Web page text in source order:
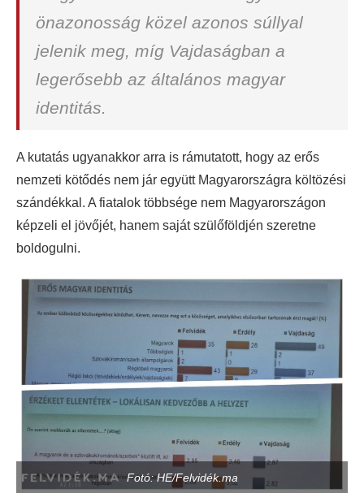
önazonosság közel azonos súllyal
jelenik meg, míg Vajdaságban a
legerősebb az általános magyar
identitás.
A kutatás ugyanakkor arra is rámutatott, hogy az erős
nemzeti kötődés nem jár együtt Magyarországra költözési
szándékkal. A fiatalok többsége nem Magyarországon
képzeli el jövőjét, hanem saját szülőföldjén szeretne
boldogulni.
Fotó: HE/Felvidék.ma